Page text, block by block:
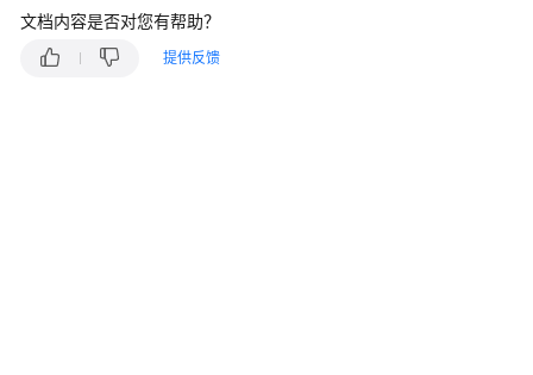
户
南
文档内容是否对您有帮助？
提供反馈